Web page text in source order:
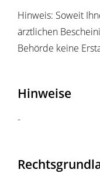
Hinweis: Soweit
ärztlichen
Behörde keine
Hinweise
-